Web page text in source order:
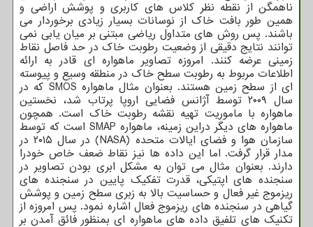
ناهمگن از نقطه نظر کلاس های کاربری و پوشش اراضی و
همین طور بافت خاک از نوسانات بسیار زیادی برخوردار می
باشند. پس روش های متداول ریاضی مبتنی بر میان یابی نمی
توانند نتایج دقیقی از وضعیت رطوبت خاک در حد فاصل نقاط
زمینی عرضه کنند. امروزه تصاویر ماهواره ای قادر به ارائه
اطلاعات مربوط به رطوبت سطح خاک در منطقه وسیع و پیوسته
ای از سطح زمین هستند. بعنوان مثال ماهواره SMOS که در
سال ۲۰۰۹ توسط آژانس فضایی اروپا پرتاب شد، نخستین
ماهواره با ماموریت تهیه نقشه رطوبت خاک است. همچون
ماهواره های دیگر دراین زمینه، ماهواره SMAP است که توسط
سازمان هوا و فضای ایالات متحده (NASA) در سال ۲۰۱۵ در
مدار قرار گرفت. اما این داده ها نیز نقاط ضعف خاص خودرا
دارند. بعنوان مثال می توان به مشکل ابری بودن تصاویر در
سنجنده های اپتیکی، قدرت تفکیک پایین در سنجنده های
ریزموج غیر فعال و حساسیت بالا به زبری سطح زمین و پوشش
گیاهی در سنجنده های ریزموج فعال اشاره نمود. پس امروزه از
تکنیک های تلفیق داده های ماهواره ای بمنظور فائق آمدن بر